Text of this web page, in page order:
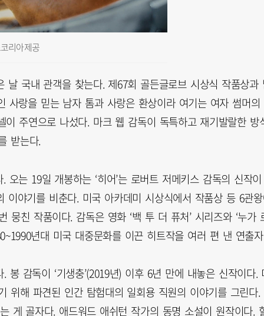
리아 제공
날 국내 관객을 찾는다. 제67회 골든글로브 시상식 작품상과
사랑을 믿는 남자 톰과 사랑은 환상이라 여기는 여자 썸머의
주연으로 나섰다. 마크 웹 감독이 독특하고 재기발랄한 방
받는다.
는 19일 개봉하는 ‘히어’는 로버트 저메키스 감독의 신작이
야기를 비춘다. 미국 아카데미 시상식에서 작품상 등 6관
뭉친 작품이다. 감독은 영화 ‘백 투 더 퓨처’ 시리즈와 ‘누가
년대 미국 대중문화를 이끈 히트작을 여러 편 낸 연출
봉 감독이 ‘기생충’(2019년) 이후 6년 만에 내놓은 신작이다.
위해 파견된 인간 탐험대의 일회용 직원의 이야기를 그린다.
게 골자다. 애드워드 애쉬턴 작가의 동명 소설이 원작이다.